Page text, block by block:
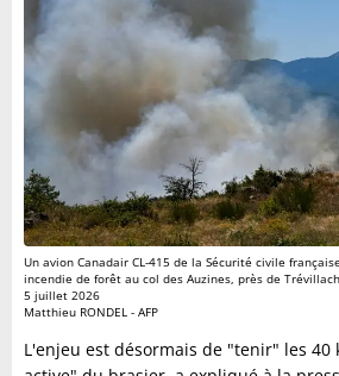
Un avion Canadair CL-415 de la Sécurité civile
incendie de forêt au col des Auzines, près de
5 juillet 2026
Matthieu RONDEL - AFP
L'enjeu est désormais de "tenir" les 40